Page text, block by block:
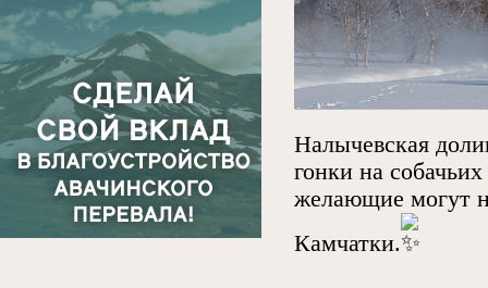
Налычевская
гонки на
желающие могут
Камчатки.